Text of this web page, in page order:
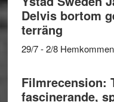
Delvis bortom
terräng
29/7 - 2/8
Filmrecension:
fascinerande,